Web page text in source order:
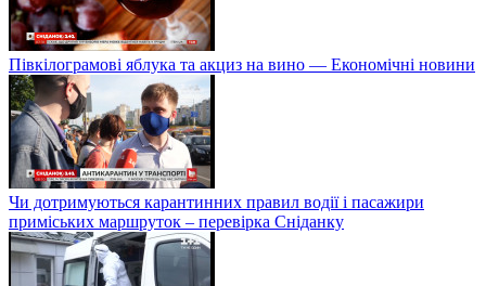
Півкілограмові яблука та акциз на вино — Економічні новини
Чи дотримуються карантинних правил водії і пасажири
приміських маршруток – перевірка Сніданку